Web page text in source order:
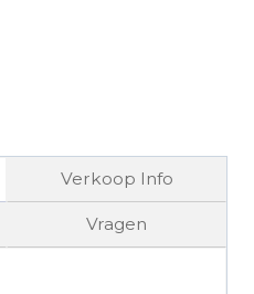
Verkoop Info
Vragen